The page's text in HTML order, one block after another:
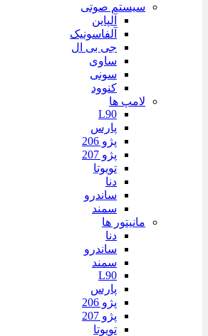
سیستم صوتی
آلپاین
آلفاسونیک
جی بی ال
ساوی
سونی
کنوود
لامپ ها
L90
پارس
پژو 206
پژو 207
تویوتا
دنا
ساندرو
سمند
مانیتور ها
دنا
ساندرو
سمند
L90
پارس
پژو 206
پژو 207
تویوتا